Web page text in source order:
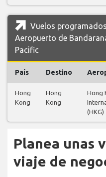
Vuelos
Aeropuerto de
Pacific
País Destino
Hong
Kong
Hong
Kong
Hong
(HKG)
Planea unas
viaje de